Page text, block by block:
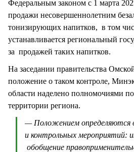
Федеральным законом с 1 марта
продажи несовершеннолетним
тонизирующих напитков, в том
устанавливается региональный
за продажей таких напитков.
На заседании правительства
положение о таком контроле,
области наделено полномочиями
территории региона.
— Положением определяются
и контрольных мероприятий:
обобщение